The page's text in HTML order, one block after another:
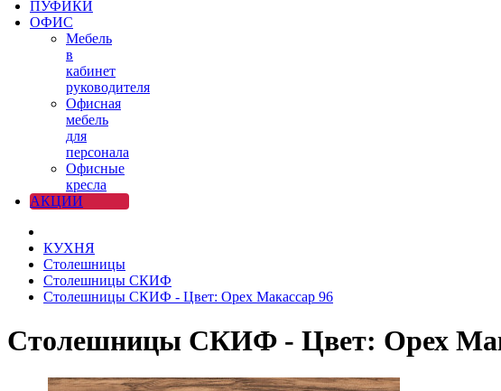
ПУФИКИ
ОФИС
Мебель
в
кабинет
руководителя
Офисная
мебель
для
персонала
Офисные
кресла
АКЦИИ
КУХНЯ
Столешницы
Столешницы СКИФ
Столешницы СКИФ - Цвет: Орех Макассар 96
Столешницы СКИФ - Цвет: Орех